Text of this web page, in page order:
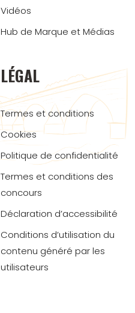
Vidéos
Hub de Marque et Médias
LÉGAL
Termes et conditions
Cookies
Politique de confidentialité
Termes et conditions des
concours
Déclaration d’accessibilité
Conditions d’utilisation du
contenu généré par les
utilisateurs